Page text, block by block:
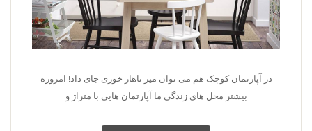
در آپارتمان­ کوچک هم می­ توان میز ناهار خوری جای داد! امروزه
بیشتر محل­ های زندگی ما آپارتمان­ هایی با متراژ و